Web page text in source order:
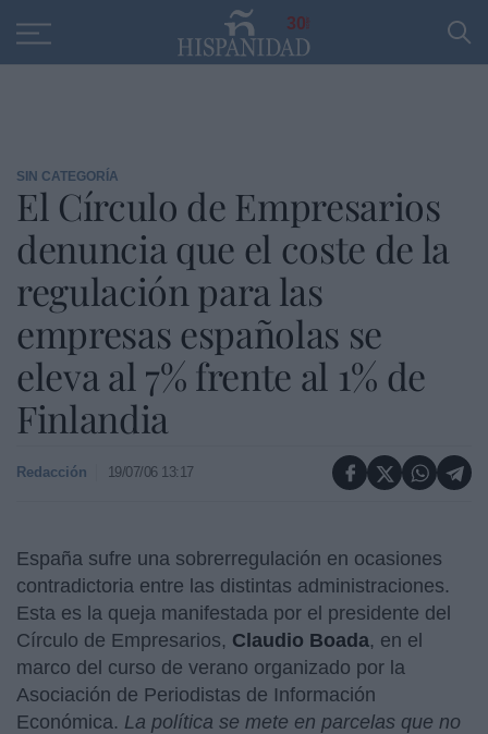
30
SIN CATEGORÍA
El Círculo de Empresarios
denuncia que el coste de la
regulación para las
empresas españolas se
eleva al 7% frente al 1% de
Finlandia
Redacción 19/07/06 13:17
España sufre una sobrerregulación en ocasiones
contradictoria entre las distintas administraciones.
Esta es la queja manifestada por el presidente del
Círculo de Empresarios, Claudio Boada, en el
marco del curso de verano organizado por la
Asociación de Periodistas de Información
Económica. La política se mete en parcelas que no